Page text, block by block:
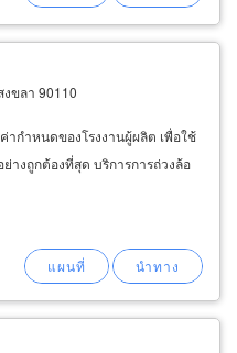
ขลา 90110
กำหนดของโรงงานผู้ผลิต เพื่อใช้
างถูกต้องที่สุด บริการการถ่วงล้อ